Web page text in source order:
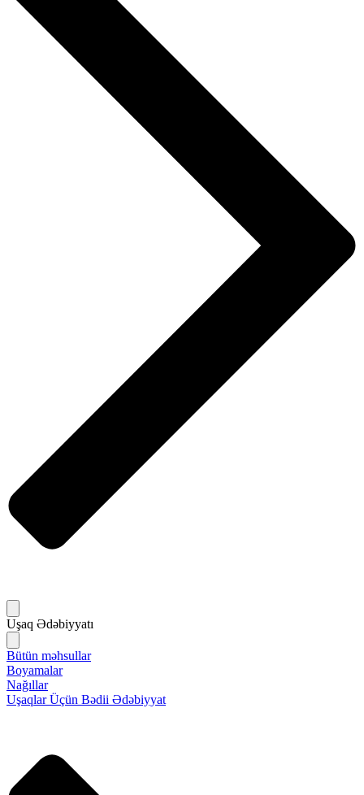
Uşaq Ədəbiyyatı
Bütün məhsullar
Boyamalar
Nağıllar
Uşaqlar Üçün Bədii Ədəbiyyat